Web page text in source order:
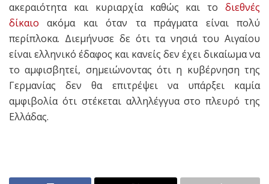
ακεραιότητα και κυριαρχία καθώς και το διεθνές
δίκαιο ακόμα και όταν τα πράγματα είναι πολύ
περίπλοκα. Διεμήνυσε δε ότι τα νησιά του Αιγαίου
είναι ελληνικό έδαφος και κανείς δεν έχει δικαίωμα να
το αμφισβητεί, σημειώνοντας ότι η κυβέρνηση της
Γερμανίας δεν θα επιτρέψει να υπάρξει καμία
αμφιβολία ότι στέκεται αλληλέγγυα στο πλευρό της
Ελλάδας.